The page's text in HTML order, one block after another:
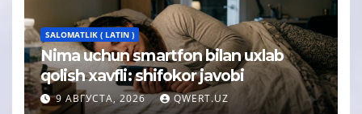
SALOMATLIK ( LATIN )
Nima uchun smartfon bilan uxlab
qolish xavfli: shifokor javobi
9 АВГУСТА, 2026 QWERT.UZ